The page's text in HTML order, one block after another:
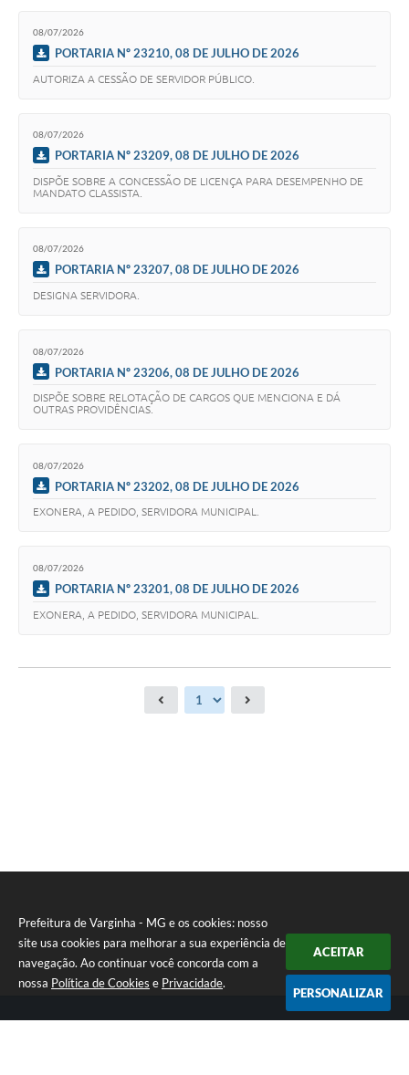
Prefeitura de Varginha - MG e os cookies: nosso
site usa cookies para melhorar a sua experiência de
navegação. Ao continuar você concorda com a
nossa Política de Cookies e Privacidade.
ACEITAR
PERSONALIZAR
08/07/2026
PORTARIA Nº 23210, 08 DE JULHO DE 2026
AUTORIZA A CESSÃO DE SERVIDOR PÚBLICO.
08/07/2026
PORTARIA Nº 23209, 08 DE JULHO DE 2026
DISPÕE SOBRE A CONCESSÃO DE LICENÇA PARA DESEMPENHO DE
MANDATO CLASSISTA.
08/07/2026
PORTARIA Nº 23207, 08 DE JULHO DE 2026
DESIGNA SERVIDORA.
08/07/2026
PORTARIA Nº 23206, 08 DE JULHO DE 2026
DISPÕE SOBRE RELOTAÇÃO DE CARGOS QUE MENCIONA E DÁ
OUTRAS PROVIDÊNCIAS.
08/07/2026
PORTARIA Nº 23202, 08 DE JULHO DE 2026
EXONERA, A PEDIDO, SERVIDORA MUNICIPAL.
08/07/2026
PORTARIA Nº 23201, 08 DE JULHO DE 2026
EXONERA, A PEDIDO, SERVIDORA MUNICIPAL.